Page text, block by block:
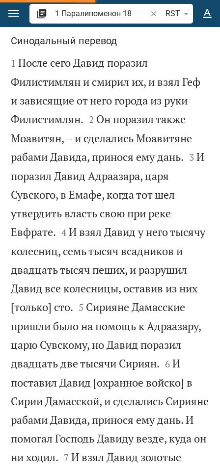
Перейти к содержанию
Поиск по отрывку
RST
1 Паралипоменон 18
Синодальный перевод

1 После сего Давид поразил
Филистимлян и смирил их, и взял Геф
и зависящие от него города из руки
Филистимлян. 

2 Он поразил также
Моавитян, – и сделались Моавитяне
рабами Давида, принося ему дань. 

3 И
поразил Давид Адраазара, царя
Сувского, в Емафе, когда тот шел
утвердить власть свою при реке
Евфрате. 

4 И взял Давид у него тысячу
колесниц, семь тысяч всадников и
двадцать тысяч пеших, и разрушил
Давид все колесницы, оставив из них
[только] сто. 

5 Сирияне Дамасские
пришли было на помощь к Адраазару,
царю Сувскому, но Давид поразил
двадцать две тысячи Сириян. 

6 И
поставил Давид [охранное войско] в
Сирии Дамасской, и сделались Сирияне
рабами Давида, принося ему дань. И
помогал Господь Давиду везде, куда он
ни ходил. 

7 И взял Давид золотые